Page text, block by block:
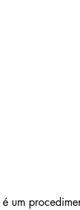
um